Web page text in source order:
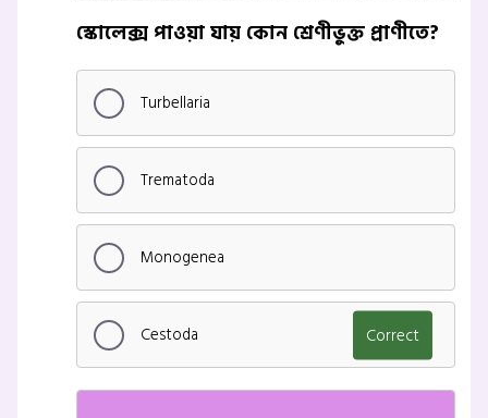
স্কোলেক্স পাওয়া যায় কোন শ্রেণীভুক্ত প্রাণীতে?
Turbellaria
Trematoda
Monogenea
Cestoda Correct